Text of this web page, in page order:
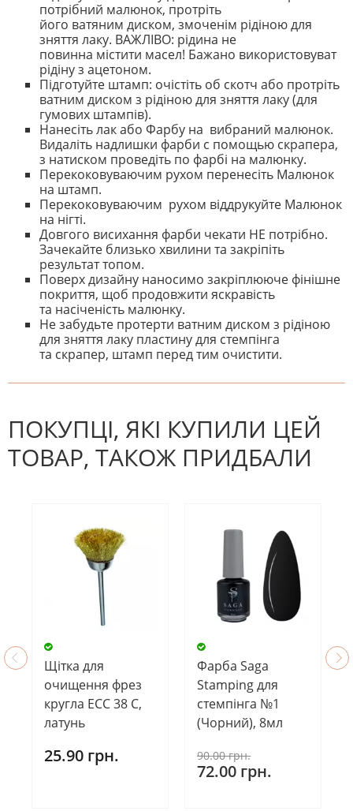
потрібний малюнок, протріть
його ватяним диском, змоченім рідіною для
зняття лаку. ВАЖЛІВО: рідина не
повинна містити масел! Бажано використовуват
рідіну з ацетоном.
Підготуйте штамп: очістіть об скотч або протріть
ватним диском з рідіною для зняття лаку (для
гумових штампів).
Нанесіть лак або Фарбу на вибраний малюнок.
Видаліть надлишки фарби с помощью скрапера,
з натиском проведіть по фарбі на малюнку.
Перекоковуваючим рухом перенесіть Малюнок
на штамп.
Перекоковуваючим рухом віддрукуйте Малюнок
на нігті.
Довгого висихання фарби чекати НЕ потрібно.
Зачекайте близько хвилини та закріпіть
результат топом.
Поверх дизайну наносимо закріплююче фінішне
покриття, щоб продовжити яскравість
та насіченість малюнку.
Не забудьте протерти ватним диском з рідіною
для зняття лаку пластину для стемпінга
та скрапер, штамп перед тим очистити.
На даний час немає відгуків. Ви
ПОКУПЦІ, ЯКІ КУПИЛИ ЦЕЙ
ТОВАР, ТАКОЖ ПРИДБАЛИ
Щітка для
очищення фрез
кругла ECC 38 C,
латунь
25.90 грн.
Фарба Saga
Stamping для
стемпінга №1
(Чорний), 8мл
90.00 грн.
72.00 грн.